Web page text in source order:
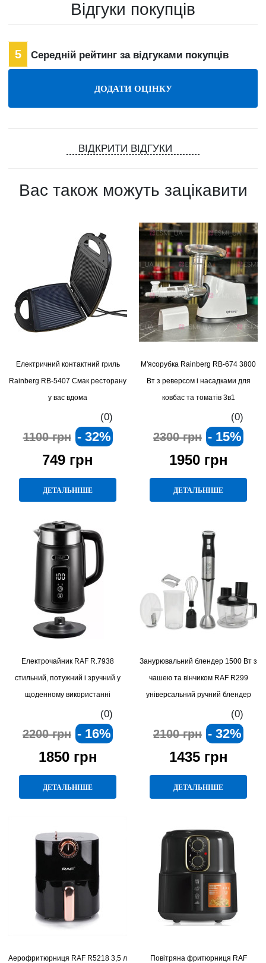
Відгуки покупців
5 Середній рейтинг за відгуками покупців
ВІДКРИТИ ВІДГУКИ
Вас також можуть зацікавити
Електричний контактний гриль
Rainberg RB-5407 Смак ресторану
у вас вдома
(0)
1100 грн - 32%
749 грн
ДЕТАЛЬНІШЕ
М'ясорубка Rainberg RB-674 3800
Вт з реверсом і насадками для
ковбас та томатів 3в1
(0)
2300 грн - 15%
1950 грн
ДЕТАЛЬНІШЕ
Електрочайник RAF R.7938
стильний, потужний і зручний у
щоденному використанні
(0)
2200 грн - 16%
1850 грн
ДЕТАЛЬНІШЕ
Занурювальний блендер 1500 Вт з
чашею та вінчиком RAF R299
універсальний ручний блендер
(0)
2100 грн - 32%
1435 грн
ДЕТАЛЬНІШЕ
Аерофритюрниця RAF R5218 3,5 л
Повітряна фритюрниця RAF